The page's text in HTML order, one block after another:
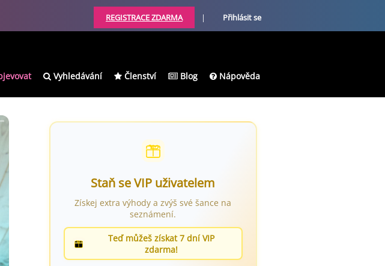
REGISTRACE ZDARMA | Přihlásit se
Vyhledávání Členství Blog Nápověda
Staň se VIP uživatelem
Získej extra výhody a zvýš své šance na
seznámení.
Teď můžeš získat 7 dní VIP
zdarma!